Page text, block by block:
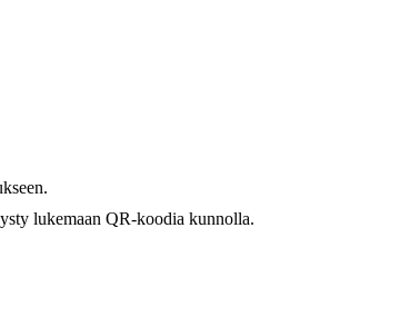
lukemaan QR-koodia kunnolla.